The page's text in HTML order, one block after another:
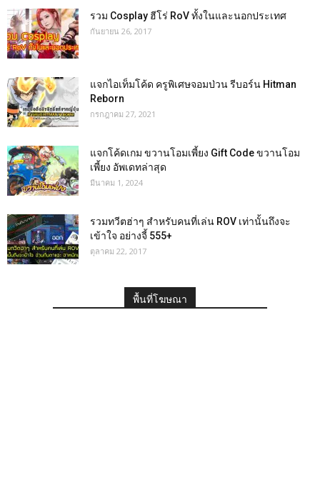
รวม Cosplay ฮีโร่ RoV ทั้งในและนอกประเทศ
กันยายน 26, 2017
แจกไอเท็มโค้ด ครูพิเศษจอมป่วน รีบอร์น Hitman
Reborn
กรกฎาคม 27, 2021
แจกโค้ดเกม ขวานโอมเพี้ยง Gift Code ขวานโอม
เพี้ยง อัพเดทล่าสุด
มีนาคม 1, 2024
รวมทวีตฮ่าๆ สำหรับคนที่เล่น ROV เท่านั้นถึงจะ
เข้าใจ อย่างจี้ 555+
ตุลาคม 22, 2017
พื้นที่โฆษณา